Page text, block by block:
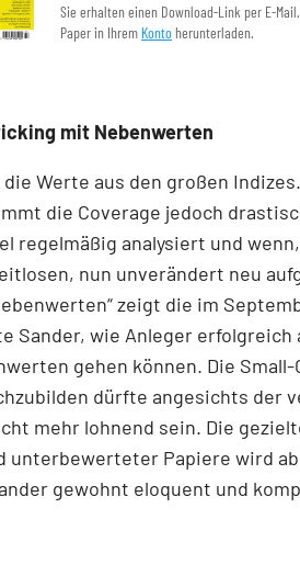
Sie erhalten einen Download-Link per E-
Paper in Ihrem Konto herunterladen.
mit Nebenwerten
Werte aus den großen
die Coverage jedoch
regel­mäßig analysiert und
nun unverändert neu
zeigt die im
Sander, wie Anleger erfolgreich
gehen können. Die
dürfte angesichts der
mehr lohnend sein. Die
unterbewerteter Papiere wird
gewohnt eloquent und